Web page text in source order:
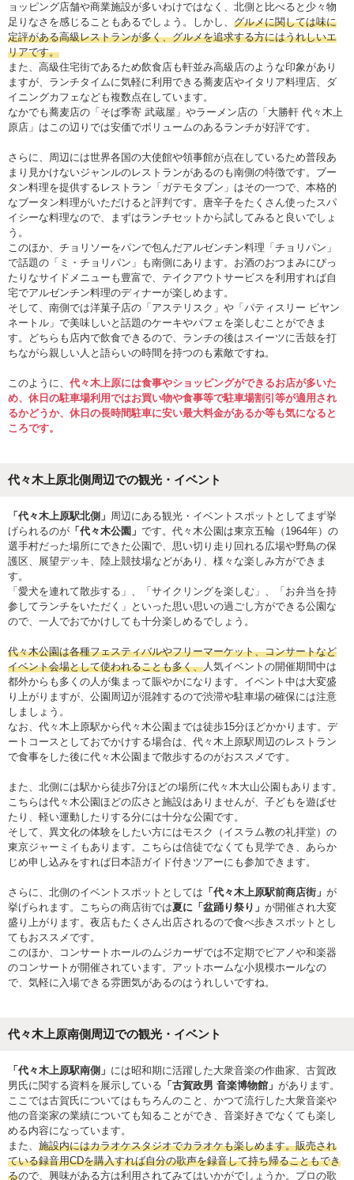
ョッピング店舗や商業施設が多いわけではなく、北側と比べると少々物
足りなさを感じることもあるでしょう。しかし、 グルメに関しては味に
定評がある高級レストランが多く、グルメを追求する方にはうれしいエ
リアです。
また、高級住宅街であるため飲食店も軒並み高級店のような印象があり
ますが、ランチタイムに気軽に利用できる蕎麦店やイタリア料理店、ダ
イニングカフェなども複数点在しています。
なかでも蕎麦店の「そば季寄 武蔵屋」やラーメン店の「大勝軒 代々木上
原店」はこの辺りでは安価でボリュームのあるランチが好評です。
さらに、周辺には世界各国の大使館や領事館が点在しているため普段あ
まり見かけないジャンルのレストランがあるのも南側の特徴です。ブー
タン料理を提供するレストラン「ガテモタブン」はその一つで、本格的
なブータン料理がいただけると評判です。唐辛子をたくさん使ったスパ
イシーな料理なので、まずはランチセットから試してみると良いでしょ
う。
このほか、チョリソーをパンで包んだアルゼンチン料理「チョリパン」
で話題の「ミ・チョリパン」も南側にあります。お酒のおつまみにぴっ
たりなサイドメニューも豊富で、テイクアウトサービスを利用すれば自
宅でアルゼンチン料理のディナーが楽しめます。
そして、南側では洋菓子店の「アステリスク」や「パティスリー ビヤン
ネートル」で美味しいと話題のケーキやパフェを楽しむことができま
す。どちらも店内で飲食できるので、ランチの後はスイーツに舌鼓を打
ちながら親しい人と語らいの時間を持つのも素敵ですね。
このように、 代々木上原には食事やショッピングができるお店が多いた
め、休日の駐車場利用ではお買い物や食事等で駐車場割引等が適用され
るかどうか、休日の長時間駐車に安い最大料金があるか等も気になると
ころです。
代々木上原北側周辺での観光・イベント
「代々木上原駅北側」 周辺にある観光・イベントスポットとしてまず挙
げられるのが 「代々木公園」 です。代々木公園は東京五輪（1964年）の
選手村だった場所にできた公園で、思い切り走り回れる広場や野鳥の保
護区、展望デッキ、陸上競技場などがあり、様々な楽しみ方ができま
す。
「愛犬を連れて散歩する」、「サイクリングを楽しむ」、「お弁当を持
参してランチをいただく」といった思い思いの過ごし方ができる公園な
ので、一人でおでかけしても十分楽しめるでしょう。
代々木公園は各種フェスティバルやフリーマーケット、コンサートなど
イベント会場として使われることも多く、人気イベントの開催期間中は
都外からも多くの人が集まって賑やかになります。イベント中は大変盛
り上がりますが、公園周辺が混雑するので渋滞や駐車場の確保には注意
しましょう。
なお、代々木上原駅から代々木公園までは徒歩15分ほどかかります。デ
ートコースとしておでかけする場合は、代々木上原駅周辺のレストラン
で食事をした後に代々木公園まで散歩するのがおススメです。
また、北側には駅から徒歩7分ほどの場所に代々木大山公園もあります。
こちらは代々木公園ほどの広さと施設はありませんが、子どもを遊ばせ
たり、軽い運動したりする分には十分な公園です。
そして、異文化の体験をしたい方にはモスク（イスラム教の礼拝堂）の
東京ジャーミイもあります。こちらは信徒でなくても見学でき、あらか
じめ申し込みをすれば日本語ガイド付きツアーにも参加できます。
さらに、北側のイベントスポットとしては 「代々木上原駅前商店街」 が
挙げられます。こちらの商店街では夏に「盆踊り祭り」 が開催され大変
盛り上がります。夜店もたくさん出店されるので食べ歩きスポットとし
てもおススメです。
このほか、コンサートホールのムジカーザでは不定期でピアノや和楽器
のコンサートが開催されています。アットホームな小規模ホールなの
で、気軽に入場できる雰囲気があるのはうれしいですね。
代々木上原南側周辺での観光・イベント
「代々木上原駅南側」 には昭和期に活躍した大衆音楽の作曲家、古賀政
男氏に関する資料を展示している 「古賀政男 音楽博物館」 があります。
ここでは古賀氏についてはもちろんのこと、かつて流行した大衆音楽や
他の音楽家の業績についても知ることができ、音楽好きでなくても楽し
める内容になっています。
また、 施設内にはカラオケスタジオでカラオケも楽しめます。販売され
ている録音用CDを購入すれば自分の歌声を録音して持ち帰ることもでき
るので、興味がある方は利用されてみてはいかがでしょうか。プロの歌